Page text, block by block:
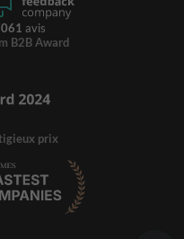
avis
B2B Award
prix